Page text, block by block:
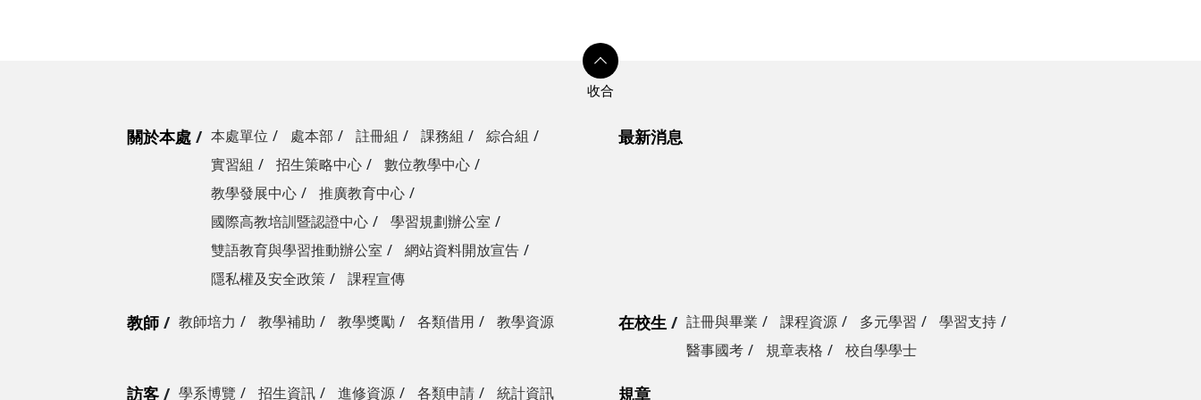
關於本處 本處單位 處本部 註冊組 課務組
綜合組
實習組
招生策略中心
數位教學中心
教學發展中心
推廣教育中心
國際高教培訓暨認證中心
學習規劃辦公室
雙語教育與學習推動辦公室
網站資料開放宣告
隱私權及安全政策
課程宣傳
最新消息
教師 教師培力 教學補助 教學獎勵 各類借用 教學資源 在校生 註冊與畢業 課程資源 多元學習
學習支持
醫事國考
規章表格 校自學學士
訪客 學系博覽 招生資訊 進修資源 各類申請 統計資訊 規章